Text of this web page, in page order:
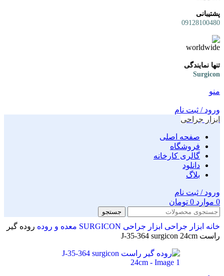
پشتیبانی
09128100480
تنها نمایندگی
Surgicon
منو
ورود / ثبت نام
ابزار جراحی
صفحه اصلی
فروشگاه
گالری کارخانه
دانلود
بلاگ
ورود / ثبت نام
0 موارد 0 تومان
جستجو
خانه ابزار جراحی ابزار جراحی SURGICON معده و روده روده گیر
راست J-35-364 surgicon 24cm